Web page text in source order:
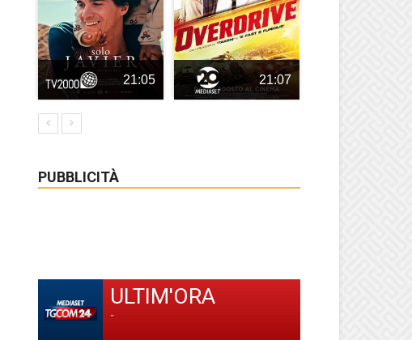
21:05 21:07
PUBBLICITÀ
ULTIM'ORA
-